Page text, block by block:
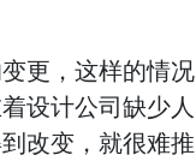
更，这样的情况
设计公司缺少人
改变，就很难推